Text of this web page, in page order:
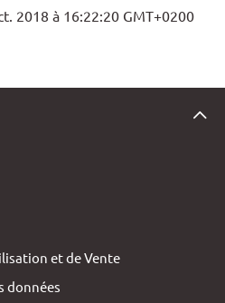
2018 à 16:22:20 GMT+0200
et de Vente
données